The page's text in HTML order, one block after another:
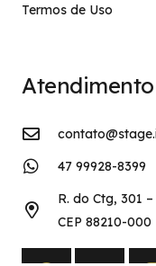
Termos de Uso
Atendimento
47 99928-8399
R. do Ctg, 301
CEP 88210-000